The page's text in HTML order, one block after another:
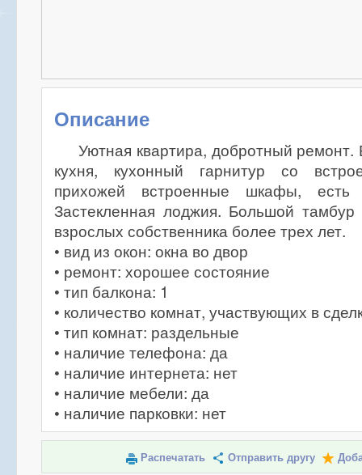
Описание
Уютная квартира, добротный
кухня, кухонный гарнитур со
прихожей встроенные шкафы, есть
Застекленная лоджия. Большой
взрослых собственника более трех лет.
• вид из окон: окна во двор
• ремонт: хорошее состояние
• тип балкона: 1
• количество комнат, участвующих в
• тип комнат: раздельные
• наличие телефона: да
• наличие интернета: нет
• наличие мебели: да
• наличие парковки: нет
Распечатать Отправить другу